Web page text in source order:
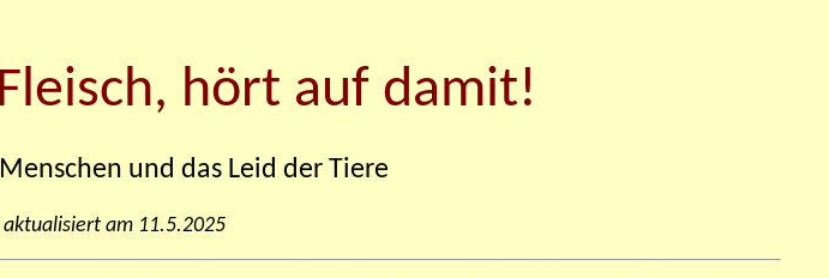
hört auf damit!
und das Leid der Tiere
am 11.5.2025